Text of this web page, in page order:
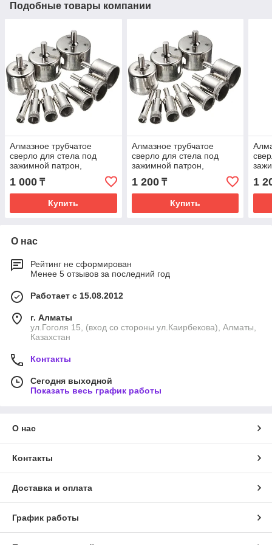
Подобные товары компании
Алмазное трубчатое
сверло для стела под
зажимной патрон,
диаметр: 12мм
1 000 ₸
Купить
Алмазное трубчатое
сверло для стела под
зажимной патрон,
диаметр: 14мм
1 200₸
Купить
1
О нас
Рейтинг не сформирован
Менее 5 отзывов за последний год
Работает с 15.08.2012
г. Алматы
ул.Гоголя 15, (вход со стороны ул.Каирбекова), Алматы,
Казахстан
Контакты
Сегодня выходной
Показать весь график работы
О нас
Контакты
Доставка и оплата
График работы